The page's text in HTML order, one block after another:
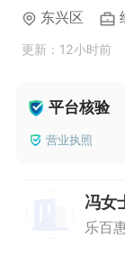
东兴区
更新：12小时前
平台核验
营业执照
冯女
乐百